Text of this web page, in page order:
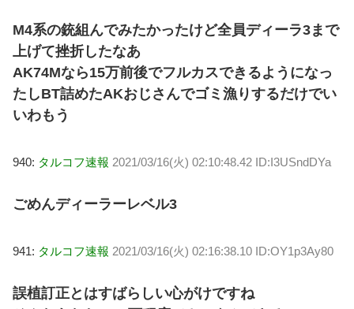
M4系の銃組んでみたかったけど全員ディーラ3まで
上げて挫折したなあ
AK74Mなら15万前後でフルカスできるようになっ
たしBT詰めたAKおじさんでゴミ漁りするだけでい
いわもう
940: タルコフ速報 2021/03/16(火) 02:10:48.42 ID:I3USndDYa
ごめんディーラーレベル3
941: タルコフ速報 2021/03/16(火) 02:16:38.10 ID:OY1p3Ay80
誤植訂正とはすばらしい心がけですね